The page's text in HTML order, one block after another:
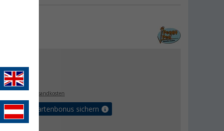
€
zzgl. Versandkosten
Vorteilskartenbonus sichern